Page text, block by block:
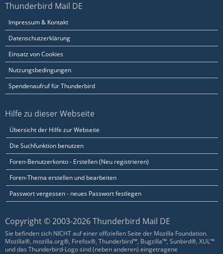
Thunderbird Mail DE
Impressum & Kontakt
Datenschutzerklärung
Einsatz von Cookies
Nutzungsbedingungen
Spendenaufruf für Thunderbird
Hilfe zu dieser Webseite
Übersicht der Hilfe zur Webseite
Die Suchfunktion benutzen
Foren-Benutzerkonto - Erstellen (Neu registrieren)
Foren-Thema erstellen und bearbeiten
Passwort vergessen - neues Passwort festlegen
Copyright © 2003-2026 Thunderbird Mail DE
Sie befinden sich NICHT auf einer offiziellen Seite der Mozilla Foundation.
Mozilla®, mozilla.org®, Firefox®, Thunderbird™, Bugzilla™, Sunbird®, XUL™
und das Thunderbird-Logo sind (neben anderen) eingetragene